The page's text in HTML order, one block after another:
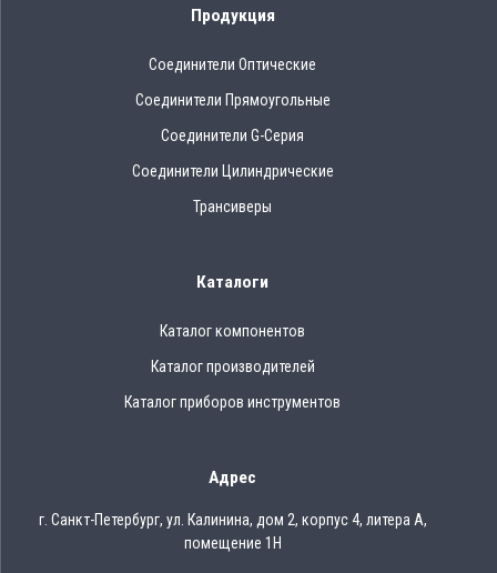
Продукция
Соединители Оптические
Соединители Прямоугольные
Соединители G-Серия
Соединители Цилиндрические
Трансиверы
Каталоги
Каталог компонентов
Каталог производителей
Каталог приборов инструментов
Адрес
г. Санкт-Петербург, ул. Калинина, дом 2, корпус 4, литера А,
помещение 1Н